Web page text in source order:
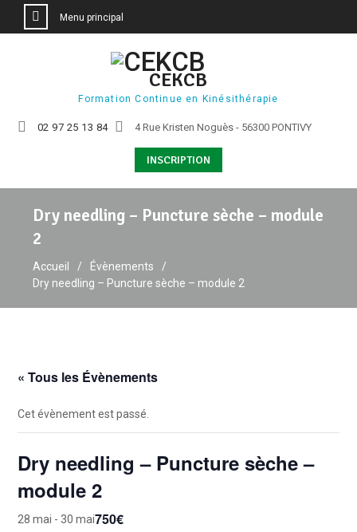
Menu principal
CEKCB
Formation Continue en Kinésithérapie
02 97 25 13 84 4 Rue Kristen Noguès - 56300 PONTIVY
INSCRIPTION
Dry needling – Puncture sèche – module
2
Accueil
Évènements
Dry needling – Puncture sèche – module 2
« Tous les Évènements
Cet évènement est passé.
Dry needling – Puncture sèche –
module 2
28 mai - 30 mai750€